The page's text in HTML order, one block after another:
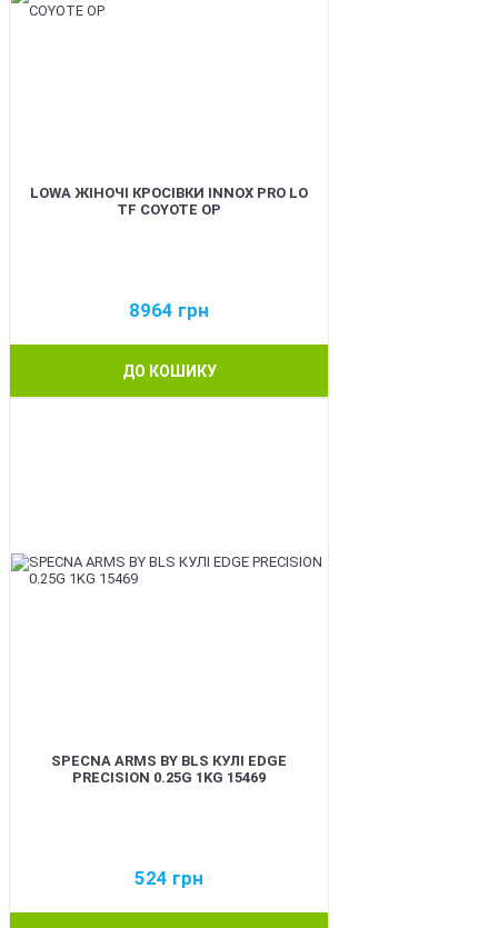
LOWA ЖІНОЧІ КРОСІВКИ INNOX PRO LO
TF COYOTE OP
8964 грн
ДО КОШИКУ
SPECNA ARMS BY BLS КУЛІ EDGE
PRECISION 0.25G 1KG 15469
524 грн